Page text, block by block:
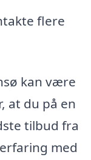
flere
kan være
at du på en
tilbud fra
med